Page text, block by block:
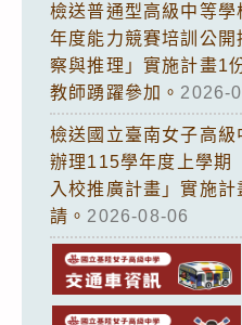
檢送普通型高級中等
年度能力競賽培訓公
察與推理」實施計畫1
教師踴躍參加。 2026-
檢送國立臺南女子高
辦理115學年度上學期
入校推廣計畫」實施
請。 2026-08-06